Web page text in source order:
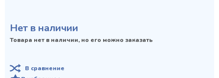
Нет в наличии
Товара нет в наличии, но его можно заказать
В сравнение